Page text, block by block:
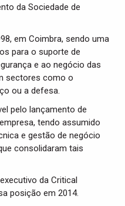
da Sociedade de
em Coimbra, sendo uma
para o suporte de
e ao negócio das
sectores como o
ou a defesa.
pelo lançamento de
tendo assumido
e gestão de negócio
consolidaram tais
da Critical
posição em 2014.